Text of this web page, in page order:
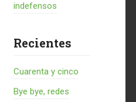
indefensos
Recientes
Cuarenta y cinco
Bye bye, redes